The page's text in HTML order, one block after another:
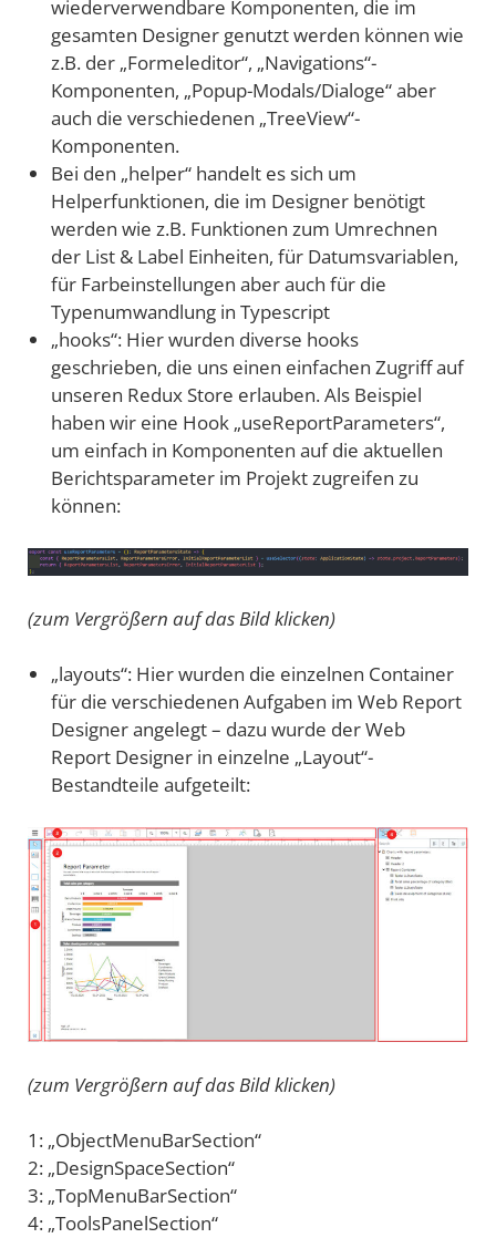
wiederverwendbare Komponenten, die im
gesamten Designer genutzt werden können wie
z.B. der „Formeleditor“, „Navigations“-
Komponenten, „Popup-Modals/Dialoge“ aber
auch die verschiedenen „TreeView“-
Komponenten.
Bei den „helper“ handelt es sich um
Helperfunktionen, die im Designer benötigt
werden wie z.B. Funktionen zum Umrechnen
der List & Label Einheiten, für Datumsvariablen,
für Farbeinstellungen aber auch für die
Typenumwandlung in Typescript
„hooks“: Hier wurden diverse hooks
geschrieben, die uns einen einfachen Zugriff auf
unseren Redux Store erlauben. Als Beispiel
haben wir eine Hook „useReportParameters“,
um einfach in Komponenten auf die aktuellen
Berichtsparameter im Projekt zugreifen zu
können:​
(zum Vergrößern auf das Bild klicken)
„layouts“: Hier wurden die einzelnen Container
für die verschiedenen Aufgaben im Web Report
Designer angelegt – dazu wurde der Web
Report Designer in einzelne „Layout“-
Bestandteile aufgeteilt:
(zum Vergrößern auf das Bild klicken)
1: „ObjectMenuBarSection“
2: „DesignSpaceSection“
3: „TopMenuBarSection“
4: „ToolsPanelSection“